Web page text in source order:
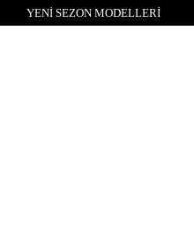
YENİ SEZON MODELLERİ